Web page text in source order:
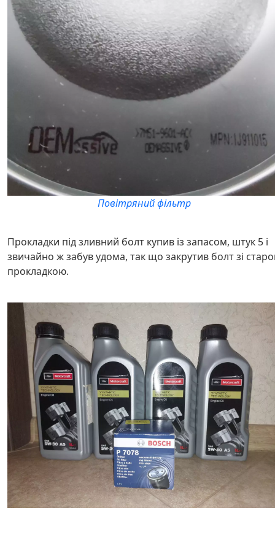
Повітряний фільтр
Прокладки під зливний болт купив із запасом, штук 5 і
звичайно ж забув удома, так що закрутив болт зі
прокладкою.